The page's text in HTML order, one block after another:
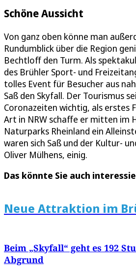
Schöne Aussicht
Von ganz oben könne man
Rundumblick über die Region
Bechtloff den Turm. Als
des Brühler Sport- und
tolles Event für Besucher aus
Saß den Skyfall. Der Tourismus
Coronazeiten wichtig, als erstes
Art in NRW schaffe er mitten im
Naturparks Rheinland ein
waren sich Saß und der Kultur-
Oliver Mülhens, einig.
Das könnte Sie auch
Neue Attraktion im
Beim „Skyfall“ geht es 192
Abgrund